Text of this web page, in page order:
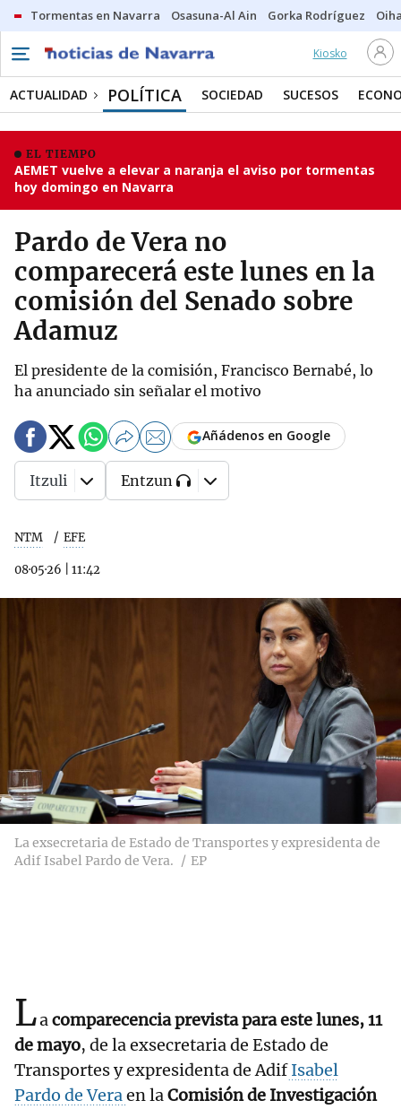
Tormentas en Navarra Osasuna-Al Ain Gorka Rodríguez
Kiosko
ACTUALIDAD POLÍTICA SOCIEDAD SUCESOS
EL TIEMPO
AEMET vuelve a elevar a naranja el aviso por tormentas
hoy domingo en Navarra
Pardo de Vera no
comparecerá este lunes en la
comisión del Senado sobre
Adamuz
El presidente de la comisión, Francisco Bernabé, lo
ha anunciado sin señalar el motivo
NTM EFE
08·05·26 11:42
Añádenos en Google
Itzuli Entzun
La exsecretaria de Estado de Transportes y expresidenta de
Adif Isabel Pardo de Vera.
EP
Lacomparecencia prevista para este lunes, 11
de mayo, de la exsecretaria de Estado de
Transportes y expresidenta de AdifIsabel
Pardo de Veraen laComisión de Investigación